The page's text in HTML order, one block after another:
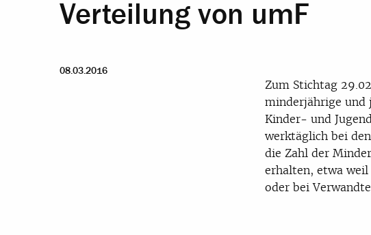
Verteilung von umF
08.03.2016
Zum Stichtag
minderjährige und
Kinder- und
werktäglich bei
die Zahl der
erhalten, etwa
oder bei